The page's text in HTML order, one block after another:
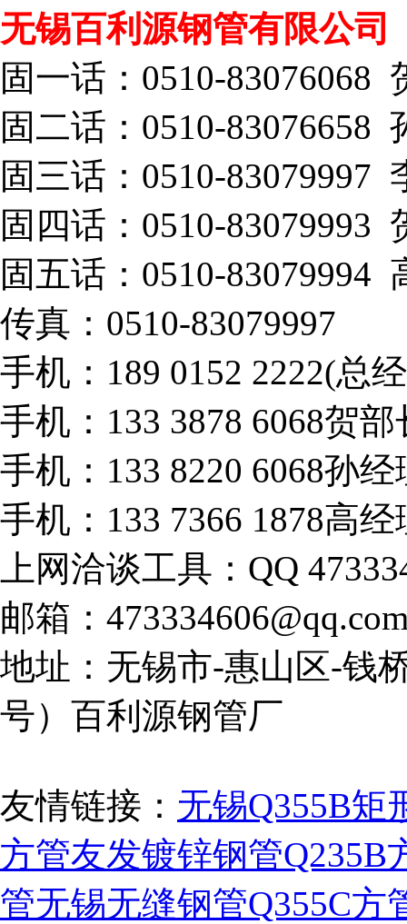
无锡百利源钢管有限公司
固一话：0510-83076068
固二话：0510-83076658
固三话：0510-83079997
固四话：0510-83079993
固五话：0510-83079994
传真：0510-83079997
手机：189 0152 2222(总
手机：133 3878 6068贺
手机：133 8220 6068孙
手机：133 7366 1878高
上网洽谈工具：QQ
邮箱：
地址：无锡市-惠山区-钱
号）百利源钢管厂
友情链接： 无锡Q355B矩
方管友发镀锌钢管Q235B
管无锡无缝钢管Q355C方